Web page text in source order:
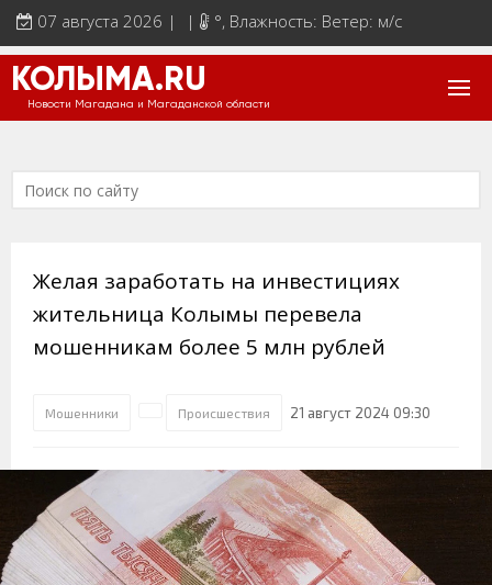
07 августа 2026 | | °, Влажность: Ветер: м/с
КОЛЫМА.RU
Новости Магадана и Магаданской области
Желая заработать на инвестициях
жительница Колымы перевела
мошенникам более 5 млн рублей
Мошенники Происшествия 21 август 2024 09:30